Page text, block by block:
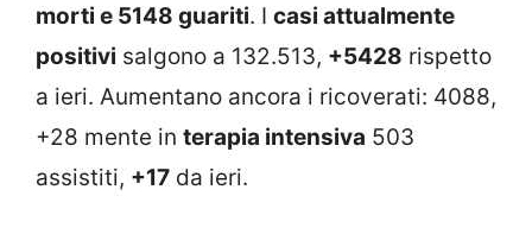
morti e 5148 guariti. I casi attualmente
positivi salgono a 132.513, +5428 rispetto
a ieri. Aumentano ancora i ricoverati: 4088,
+28 mente in terapia intensiva 503
assistiti, +17 da ieri.